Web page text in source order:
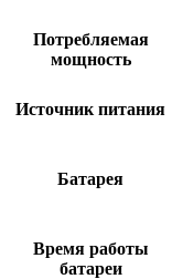
Потребляемая
мощность
Источник питания
Батарея
Время работы
батареи